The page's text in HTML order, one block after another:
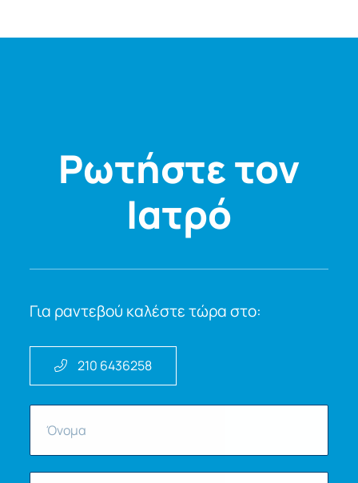
Ρωτήστε τον
Ιατρό
Για ραντεβού καλέστε τώρα στο:
210 6436258